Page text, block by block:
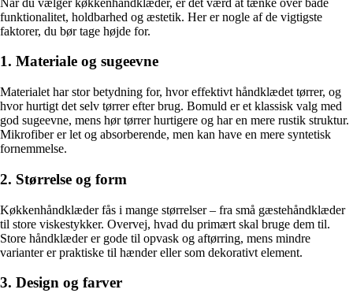
funktionalitet, holdbarhed og æstetik. Her er nogle af de vigtigste
faktorer, du bør tage højde for.
1. Materiale og sugeevne
Materialet har stor betydning for, hvor effektivt håndklædet tørrer, og
hvor hurtigt det selv tørrer efter brug. Bomuld er et klassisk valg med
god sugeevne, mens hør tørrer hurtigere og har en mere rustik struktur.
Mikrofiber er let og absorberende, men kan have en mere syntetisk
fornemmelse.
2. Størrelse og form
Køkkenhåndklæder fås i mange størrelser – fra små gæstehåndklæder
til store viskestykker. Overvej, hvad du primært skal bruge dem til.
Store håndklæder er gode til opvask og aftørring, mens mindre
varianter er praktiske til hænder eller som dekorativt element.
3. Design og farver